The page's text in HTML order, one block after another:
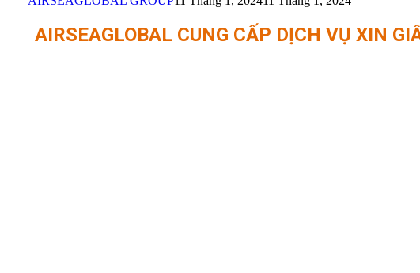
AIRSEAGLOBAL CUNG CẤP DỊCH VỤ XIN